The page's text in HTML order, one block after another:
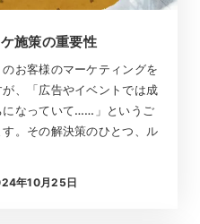
施策の重要性
お客様のマーケティングを
、「広告やイベントでは成
になっていて……」というご
。その解決策のひとつ、ル
日
年10月25日